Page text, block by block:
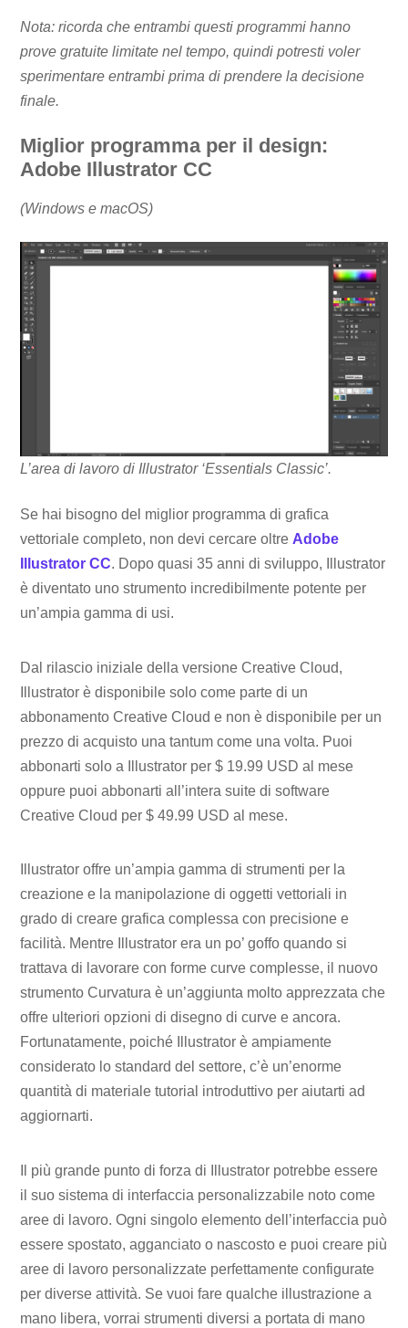
Nota: ricorda che entrambi questi programmi hanno
prove gratuite limitate nel tempo, quindi potresti voler
sperimentare entrambi prima di prendere la decisione
finale.
Miglior programma per il design:
Adobe Illustrator CC
(Windows e macOS)
L’area di lavoro di Illustrator ‘Essentials Classic’.
Se hai bisogno del miglior programma di grafica
vettoriale completo, non devi cercare oltre Adobe
Illustrator CC. Dopo quasi 35 anni di sviluppo, Illustrator
è diventato uno strumento incredibilmente potente per
un’ampia gamma di usi.
Dal rilascio iniziale della versione Creative Cloud,
Illustrator è disponibile solo come parte di un
abbonamento Creative Cloud e non è disponibile per un
prezzo di acquisto una tantum come una volta. Puoi
abbonarti solo a Illustrator per $ 19.99 USD al mese
oppure puoi abbonarti all’intera suite di software
Creative Cloud per $ 49.99 USD al mese.
Illustrator offre un’ampia gamma di strumenti per la
creazione e la manipolazione di oggetti vettoriali in
grado di creare grafica complessa con precisione e
facilità. Mentre Illustrator era un po’ goffo quando si
trattava di lavorare con forme curve complesse, il nuovo
strumento Curvatura è un’aggiunta molto apprezzata che
offre ulteriori opzioni di disegno di curve e ancora.
Fortunatamente, poiché Illustrator è ampiamente
considerato lo standard del settore, c’è un’enorme
quantità di materiale tutorial introduttivo per aiutarti ad
aggiornarti.
Il più grande punto di forza di Illustrator potrebbe essere
il suo sistema di interfaccia personalizzabile noto come
aree di lavoro. Ogni singolo elemento dell’interfaccia può
essere spostato, agganciato o nascosto e puoi creare più
aree di lavoro personalizzate perfettamente configurate
per diverse attività. Se vuoi fare qualche illustrazione a
mano libera, vorrai strumenti diversi a portata di mano